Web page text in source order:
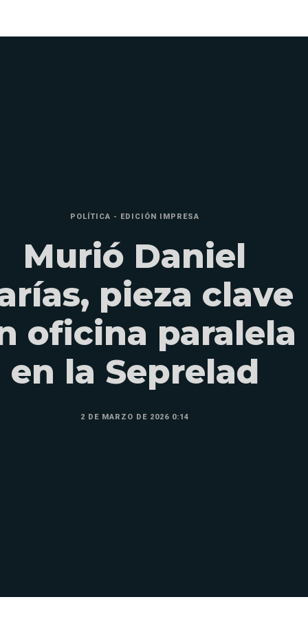
POLÍTICA - EDICIÓN IMPRESA
Murió Daniel
pieza clave
oficina paralela
en la Seprelad
2 DE MARZO DE 2026 0:14